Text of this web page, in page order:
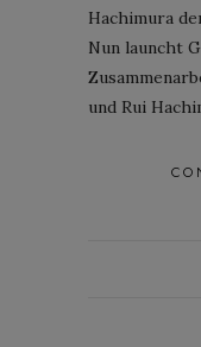
Hachimura
Nun launcht
und Rui